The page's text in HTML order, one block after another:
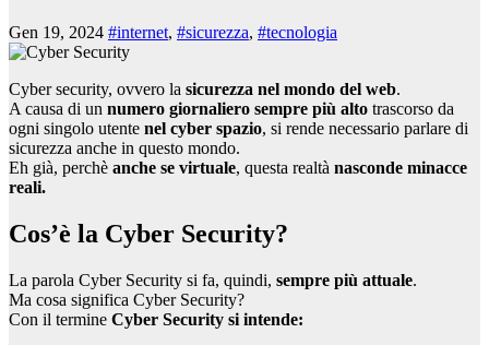
Gen 19, 2024 #internet, #sicurezza, #tecnologia
Cyber security, ovvero la sicurezza nel mondo del web.
A causa di un numero giornaliero sempre più alto trascorso da
ogni singolo utente nel cyber spazio, si rende necessario parlare di
sicurezza anche in questo mondo.
Eh già, perchè anche se virtuale, questa realtà nasconde minacce
reali.
Cos’è la Cyber Security?
La parola Cyber Security si fa, quindi, sempre più attuale.
Ma cosa significa Cyber Security?
Con il termine Cyber Security si intende: